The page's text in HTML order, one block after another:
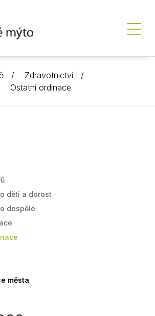
Zdravotnictví
Ostatní ordinace
děti a dorost
dospělé
města